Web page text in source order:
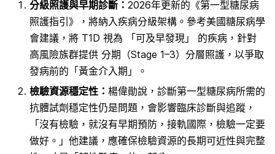
分級照護與早期診斷： 2026年更新的《第一型糖尿病
照護指引》，將納入疾病分級架構。參考美國糖尿病學
會建議，將 T1D 視為 「可及早發現」 的疾病，針對
高風險族群提供 分期（Stage 1–3）分層照護，以爭取
發病前的「黃金介入期」
。
檢驗資源穩定性： 楊偉勛說，診斷第一型糖尿病所需的
抗體試劑穩定性仍是問題，會影響臨床診斷與追蹤，
「沒有檢驗，就沒有早期預防，接軌國際，檢驗一定要
做好。」他建議，應確保檢驗資源的長期可近性與完整